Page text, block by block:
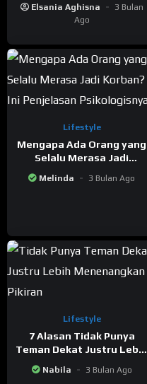
Sadari Menurut Psikologi
Elsania Aghisna
3 Bulan
Ago
Lifestyle
Mengapa Ada Orang yang
Selalu Merasa Jadi
Korban? Ini Penjelasan
Psikologisnya
Melinda 3 Bulan Ago
Lifestyle
7 Alasan Tidak Punya
Teman Dekat Justru Lebih
Menenangkan Pikiran
Menurut Psikologi
Nabila 3 Bulan Ago